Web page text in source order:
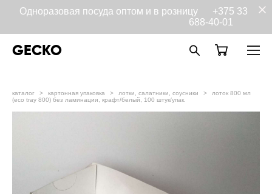
Одноразовая посуда оптом и в розницу +375 33
688-40-01
GECKO
каталог > картонная упаковка > лотки, салатники, соусники >
лоток 800 мл
(eco tray 800) без ламинации, крафт/белый, 100 штук/упак.